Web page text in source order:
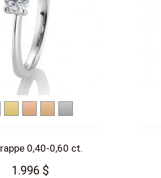
GelbgoldRotgold
0,40-0,60 ct.
1.996 $